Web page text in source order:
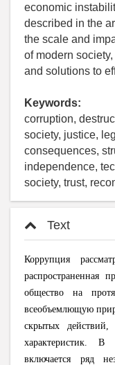
economic
described in the
the scale and
of modern
and solutions to
Keywords:
corruption,
society, justice,
consequences,
independence,
society, trust,
Text
Коррупция
распространенная
общество на
всеобъемлющую
скрытых
характеристик. В
включается ряд